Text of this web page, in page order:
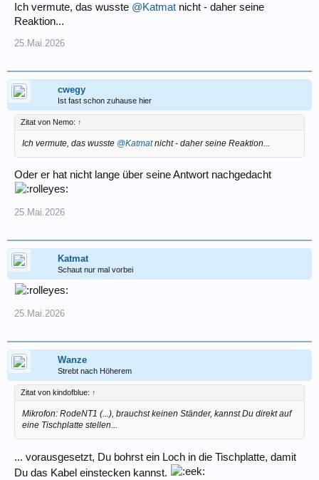
Geräte auch unsicher was ich tatsächlich brauche.
Hier werde ich mich schlau machen, wenn ich kurz vor dem Ansparziel
Ich hoffe auf diesem Weg schlauer zu werden; ein "passendes Audio
Interface und Mikrofon" einplanen zu können, und mich erst mal auf
das Sax Spielen und sparen zu konzentrieren.
Schönes Pfingstwochenende
Katmat
Ich vermute, das wusste @Katmat nicht - daher seine
Reaktion...
25.Mai.2026
cwegy
Ist fast schon zuhause hier
Zitat von Nemo: ↑
Ich vermute, das wusste @Katmatnicht - daher seine Reaktion...
Oder er hat nicht lange über seine Antwort nachgedacht
25.Mai.2026
Katmat
Schaut nur mal vorbei
25.Mai.2026
Wanze
Strebt nach Höherem
Zitat von kindofblue: ↑
Mikrofon: RodeNT1 (...), brauchst keinen Ständer, kannst Du direkt auf
eine Tischplatte stellen...
... vorausgesetzt, Du bohrst ein Loch in die Tischplatte, damit
Du das Kabel einstecken kannst.